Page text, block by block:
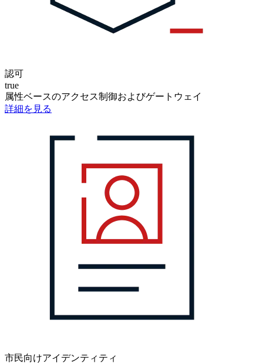
認可
true
属性ベースのアクセス制御およびゲートウェイ
詳細を見る
市民向けアイデンティティ